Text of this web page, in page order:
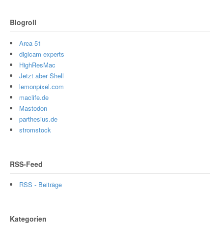
Blogroll
Area 51
digicam experts
HighResMac
Jetzt aber Shell
lemonpixel.com
maclife.de
Mastodon
parthesius.de
stromstock
RSS-Feed
RSS - Beiträge
Kategorien